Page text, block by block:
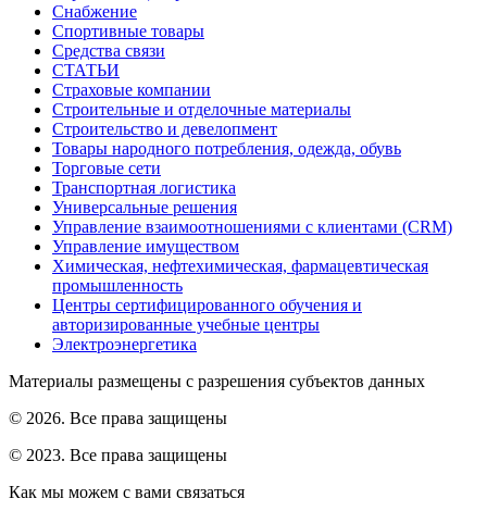
Снабжение
Спортивные товары
Средства связи
СТАТЬИ
Страховые компании
Строительные и отделочные материалы
Строительство и девелопмент
Товары народного потребления, одежда, обувь
Торговые сети
Транспортная логистика
Универсальные решения
Управление взаимоотношениями с клиентами (CRM)
Управление имуществом
Химическая, нефтехимическая, фармацевтическая
промышленность
Центры сертифицированного обучения и
авторизированные учебные центры
Электроэнергетика
Материалы размещены с разрешения субъектов данных
© 2026. Все права защищены
© 2023. Все права защищены
Как мы можем с вами связаться